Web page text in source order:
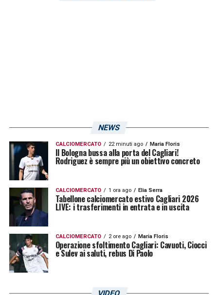
Broja nel campionato di Serie A.
NEWS
CALCIOMERCATO 22 minuti ago Maria Floris
Il Bologna bussa alla porta del Cagliari!
Rodriguez è sempre più un obiettivo concreto
CALCIOMERCATO 1 ora ago Elia Serra
Tabellone calciomercato estivo Cagliari 2026
LIVE: i trasferimenti in entrata e in uscita
CALCIOMERCATO 2 ore ago Maria Floris
Operazione sfoltimento Cagliari: Cavuoti, Ciocci
e Sulev ai saluti, rebus Di Paolo